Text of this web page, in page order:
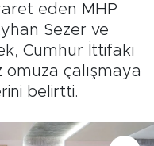
eden MHP
Sezer ve
Cumhur İttifakı
omuza çalışmaya
belirtti.